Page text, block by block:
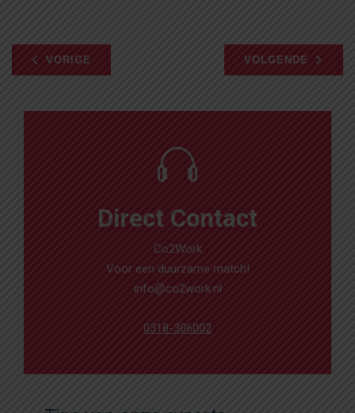
VORIGE VOLGENDE
Direct Contact
Co2Work
Voor een duurzame match!
info@co2work.nl
0318-306002